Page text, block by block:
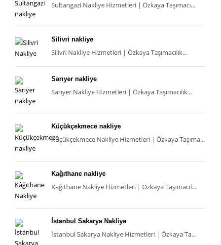
Sultangazi Nakliye Hizmetleri | Özkaya Taşımacı...
Silivri nakliye
Silivri Nakliye Hizmetleri | Özkaya Taşımacılık...
Sarıyer nakliye
Sarıyer Nakliye Hizmetleri | Özkaya Taşımacılık...
Küçükçekmece nakliye
Küçükçekmece Nakliye Hizmetleri | Özkaya Taşıma...
Kağıthane nakliye
Kağıthane Nakliye Hizmetleri | Özkaya Taşımacıl...
İstanbul Sakarya Nakliye
İstanbul Sakarya Nakliye Hizmetleri | Özkaya Ta...